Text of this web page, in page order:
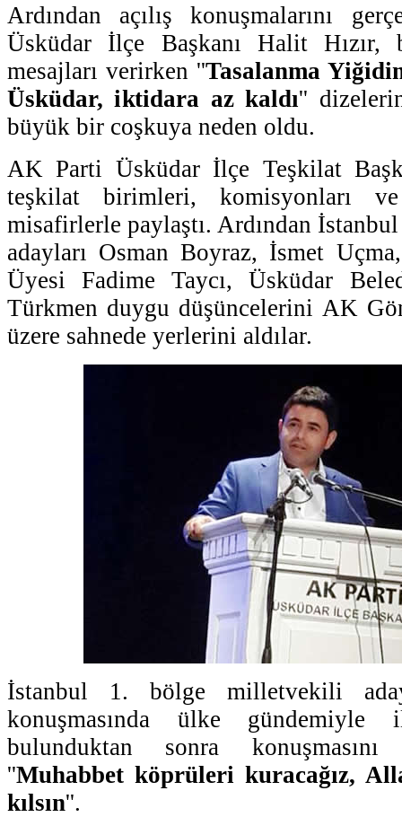
Ardından açılış konuşmalarını
Üsküdar İlçe Başkanı Halit
mesajları verirken ''Tasalanma
Üsküdar, iktidara az kaldı''
büyük bir coşkuya neden oldu.
AK Parti Üsküdar İlçe Teşkilat
teşkilat birimleri, komisyonları
misafirlerle paylaştı. Ardından
adayları Osman Boyraz, İsmet
Üyesi Fadime Taycı, Üsküdar
Türkmen duygu düşüncelerini AK
üzere sahnede yerlerini aldılar.
İstanbul 1. bölge milletvekili
konuşmasında ülke gündemiyle
bulunduktan sonra
''Muhabbet köprüleri kuracağız,
kılsın''.